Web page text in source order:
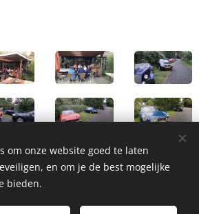
om onze website goed te laten
en om je de best mogelijke
bieden.